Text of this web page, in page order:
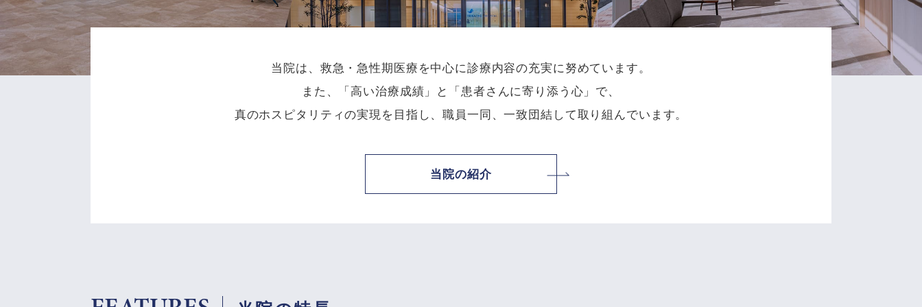
当院は、救急・急性期医療を中心に診療内容の充実に努めています。
また、「高い治療成績」と「患者さんに寄り添う心」で、
真のホスピタリティの実現を目指し、職員一同、一致団結して取り組んでいます。
当院の紹介